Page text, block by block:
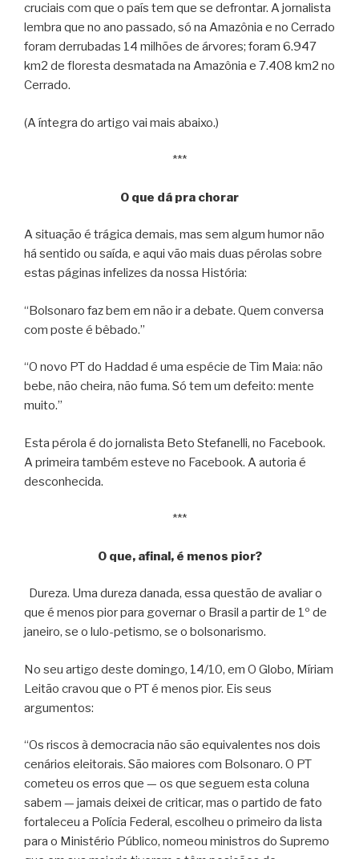
cruciais com que o país tem que se defrontar. A jornalista
lembra que no ano passado, só na Amazônia e no Cerrado
foram derrubadas 14 milhões de árvores; foram 6.947
km2 de floresta desmatada na Amazônia e 7.408 km2 no
Cerrado.
(A íntegra do artigo vai mais abaixo.)
***
O que dá pra chorar
A situação é trágica demais, mas sem algum humor não
há sentido ou saída, e aqui vão mais duas pérolas sobre
estas páginas infelizes da nossa História:
“Bolsonaro faz bem em não ir a debate. Quem conversa
com poste é bêbado.”
“O novo PT do Haddad é uma espécie de Tim Maia: não
bebe, não cheira, não fuma. Só tem um defeito: mente
muito.”
Esta pérola é do jornalista Beto Stefanelli, no Facebook.
A primeira também esteve no Facebook. A autoria é
desconhecida.
***
O que, afinal, é menos pior?
Dureza. Uma dureza danada, essa questão de avaliar o
que é menos pior para governar o Brasil a partir de 1º de
janeiro, se o lulo-petismo, se o bolsonarismo.
No seu artigo deste domingo, 14/10, em O Globo, Míriam
Leitão cravou que o PT é menos pior. Eis seus
argumentos:
“Os riscos à democracia não são equivalentes nos dois
cenários eleitorais. São maiores com Bolsonaro. O PT
cometeu os erros que — os que seguem esta coluna
sabem — jamais deixei de criticar, mas o partido de fato
fortaleceu a Polícia Federal, escolheu o primeiro da lista
para o Ministério Público, nomeou ministros do Supremo